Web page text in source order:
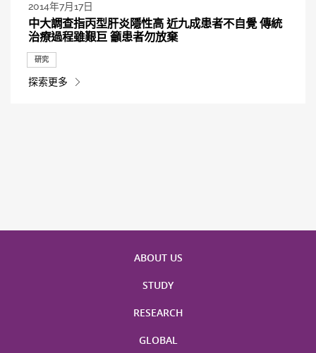
2014年7月17日
中大調查指丙型肝炎隱性高 近九成患者不自覺 傳統
治療過程雖艱巨 籲患者勿放棄
研究
探索更多
ABOUT US
STUDY
RESEARCH
GLOBAL